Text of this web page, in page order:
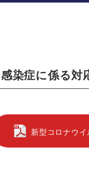
染症に係る対
新型コロナウ